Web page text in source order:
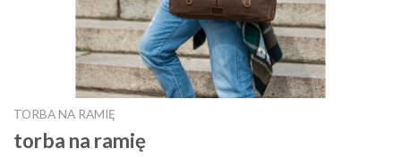
TORBA NA RAMIĘ
torba na ramię